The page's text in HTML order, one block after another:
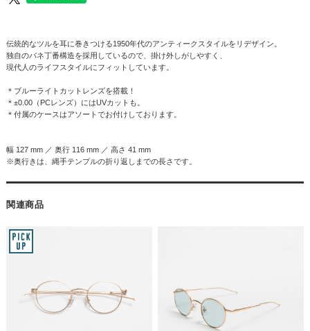
伝統的なツルを耳に巻きつける1950年代のアンティークスタイルをリデザイン。
独自のバネ丁番構造を採用しているので、掛け外しがしやすく、
現代人のライフスタイルにフィットしています。
＊ブルーライトカットレンズを搭載！
＊±0.00（PCレンズ）にはUVカットも。
＊付属のケースはアソートでお付けしております。
幅 127 mm ／ 奥行 116 mm ／ 高さ 41 mm
※奥行きは、縄手テンプルの折り返しまでの長さです。
関連商品